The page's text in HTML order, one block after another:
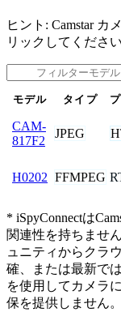
ヒント: Camstar
リックしてください
モデル タイプ
CAM-
817F2
JPEG
H0202 FFMPEG
* iSpyConnectは
関連性を持ちませ
ュニティからクラ
確、または最新で
を使用してカメラ
保を提供しません。